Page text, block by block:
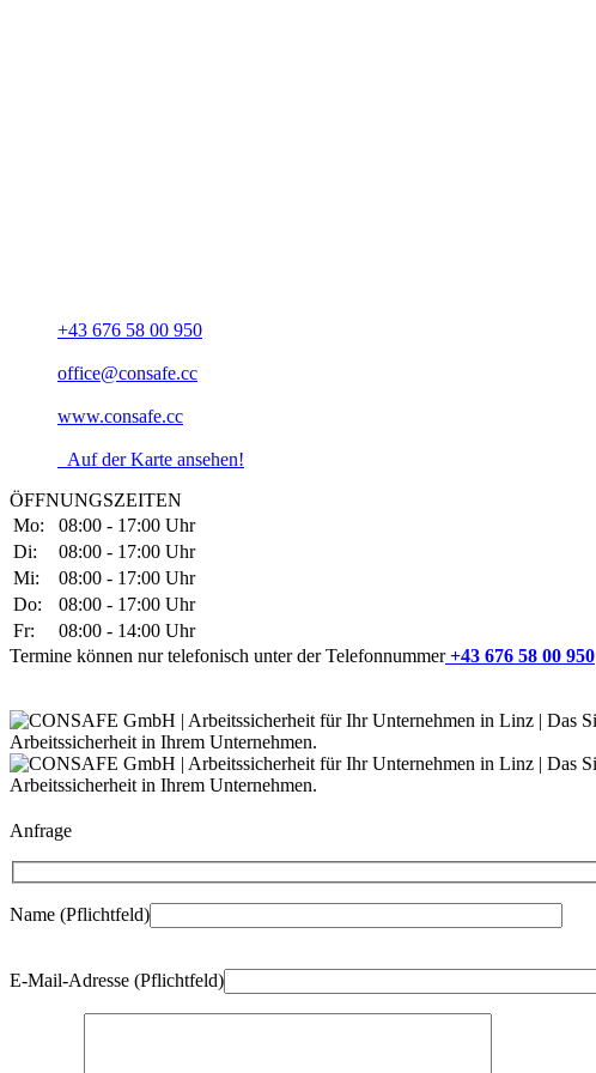
+43 676 58 00 950
office@consafe.cc
www.consafe.cc
Auf der Karte ansehen!
ÖFFNUNGSZEITEN
Mo:
08:00 - 17:00 Uhr
Di:
08:00 - 17:00 Uhr
Mi:
08:00 - 17:00 Uhr
Do:
08:00 - 17:00 Uhr
Fr:
08:00 - 14:00 Uhr
Termine können nur telefonisch unter der Telefonnummer+43 676 58 00 950
Anfrage
Name (Pflichtfeld)
lasse
E-Mail-Adresse (Pflichtfeld)